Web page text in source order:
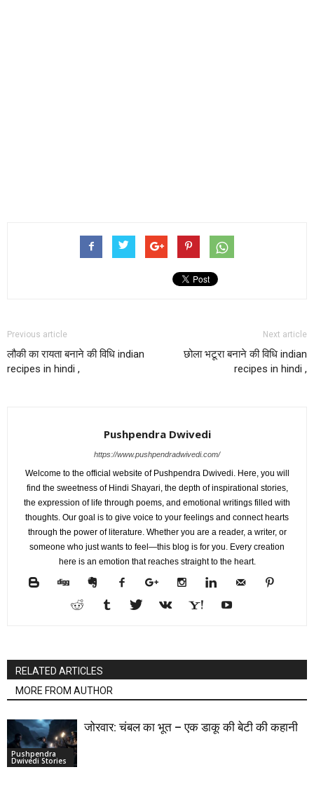
Previous article
लौकी का रायता बनाने की विधि indian
recipes in hindi ,
Next article
छोला भटूरा बनाने की विधि indian
recipes in hindi ,
Pushpendra Dwivedi
https://www.pushpendradwivedi.com/
Welcome to the official website of Pushpendra Dwivedi. Here, you will
find the sweetness of Hindi Shayari, the depth of inspirational stories,
the expression of life through poems, and emotional writings filled with
thoughts. Our goal is to give voice to your feelings and connect hearts
through the power of literature. Whether you are a reader, a writer, or
someone who just wants to feel—this blog is for you. Every creation
here is an emotion that reaches straight to the heart.
RELATED ARTICLES
MORE FROM AUTHOR
Pushpendra
Dwivedi Stories
जोरवार: चंबल का भूत – एक डाकू की बेटी की कहानी